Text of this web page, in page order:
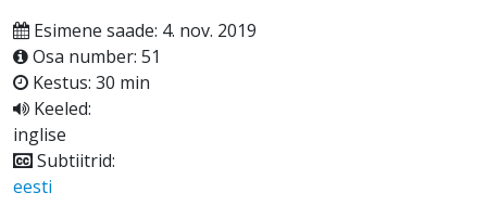
Esimene saade: 4. nov. 2019
Osa number: 51
Kestus: 30 min
Keeled:
inglise
Subtiitrid:
eesti